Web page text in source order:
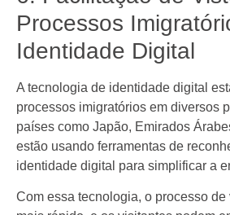
Processos
Identidade Digital
A tecnologia de identidade digital
processos imigratórios em diversos
países como Japão, Emirados
estão usando ferramentas de
identidade digital para simplificar a
Com essa tecnologia, o processo de